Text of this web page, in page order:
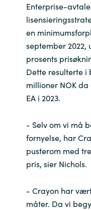
Enterprise-
en
september 2022,
prosents
Dette resulterte i
millioner NOK
EA i 2023.
- Selv om vi må
fornyelse, har
pusterom med
pris, sier Nichols.
- Crayon har
måter. Da vi